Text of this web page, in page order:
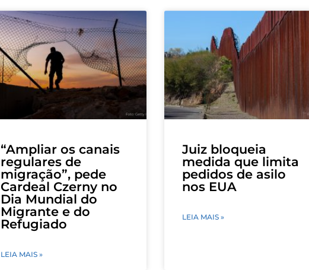
“Ampliar os canais
regulares de
migração”, pede
Cardeal Czerny no
Dia Mundial do
Migrante e do
Refugiado
LEIA MAIS »
Juiz bloqueia
medida que limita
pedidos de asilo
nos EUA
LEIA MAIS »